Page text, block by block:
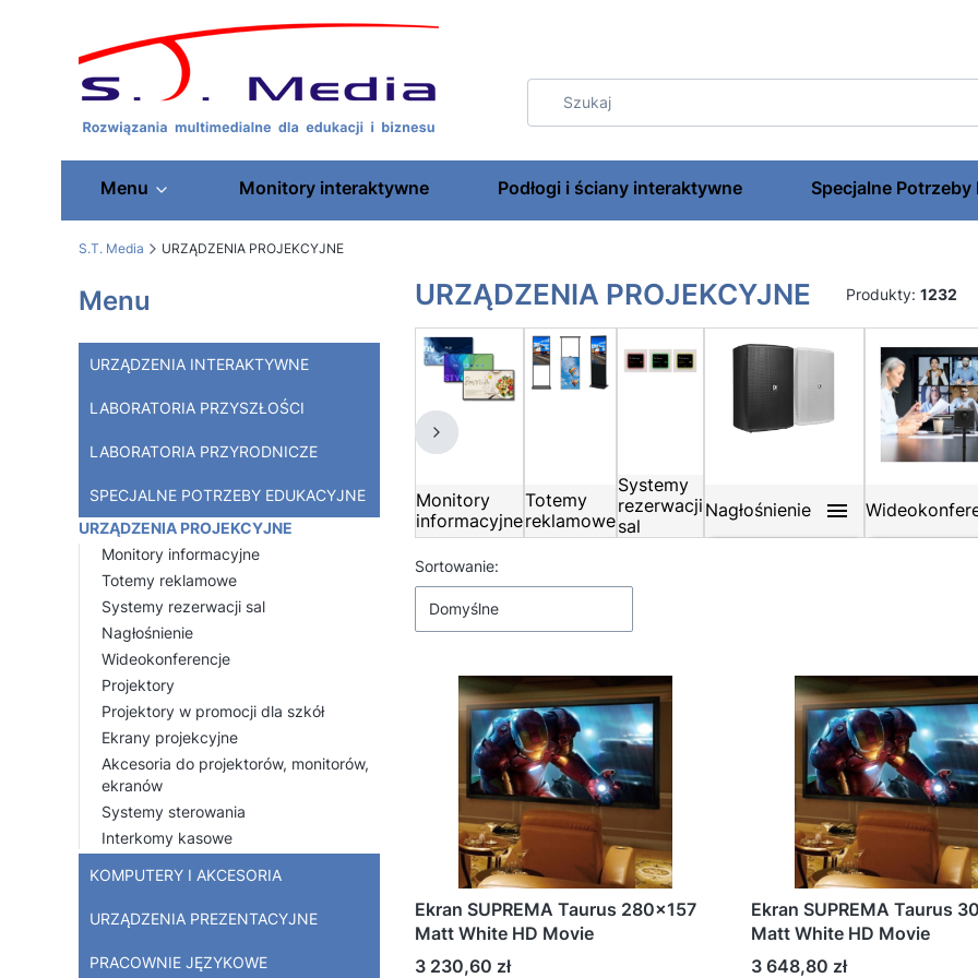
Menu Monitory interaktywne Podłogi i ściany interaktywne Specjalne Potrzeby
S.T. Media URZĄDZENIA PROJEKCYJNE
Menu
URZĄDZENIA INTERAKTYWNE
LABORATORIA PRZYSZŁOŚCI
LABORATORIA PRZYRODNICZE
SPECJALNE POTRZEBY EDUKACYJNE
URZĄDZENIA PROJEKCYJNE
Monitory informacyjne
Totemy reklamowe
Systemy rezerwacji sal
Nagłośnienie
Wideokonferencje
Projektory
Projektory w promocji dla szkół
Ekrany projekcyjne
Akcesoria do projektorów, monitorów,
ekranów
Systemy sterowania
Interkomy kasowe
KOMPUTERY I AKCESORIA
URZĄDZENIA PREZENTACYJNE
PRACOWNIE JĘZYKOWE
URZĄDZENIA PROJEKCYJNE Produkty: 1232
Monitory
informacyjne
Totemy
reklamowe
Systemy
rezerwacji
sal
Nagłośnienie
Głośniki pasywne
Wzmacniacze
Zestawy nagłośnienia
Akcesoria do
internetowych
Lista produktów
Sortowanie:
Domyślne
Ekran SUPREMA Taurus 280x157
Matt White HD Movie
Cena
3 230,60 zł
Ekran SUPREMA Taurus
Matt White HD Movie
Cena
3 648,80 zł